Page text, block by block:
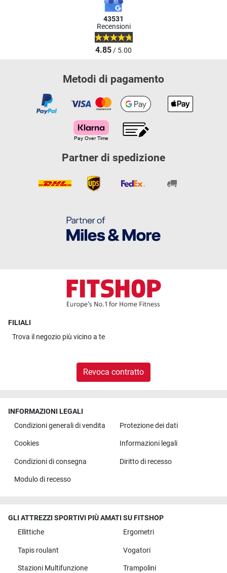
43531
Recensioni
4.85/ 5.00
Metodi di pagamento
Partner di spedizione
FILIALI
Trova il negozio più vicino a te
Revoca contratto
INFORMAZIONI LEGALI
Condizioni generali di vendita
Protezione dei dati
Cookies Informazioni legali
Condizioni di consegna Diritto di recesso
Modulo di recesso
GLI ATTREZZI SPORTIVI PIÙ AMATI SU FITSHOP
Ellittiche
Ergometri
Tapis roulant Vogatori
Stazioni Multifunzione Trampolini